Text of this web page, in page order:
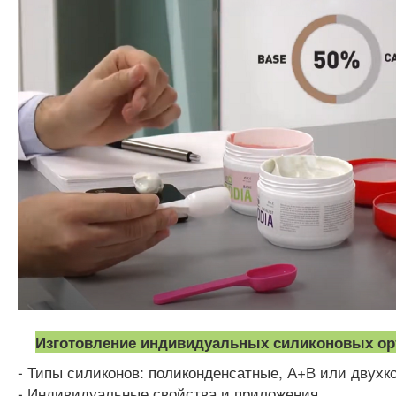
Изготовление индивидуальных силиконовых
- Типы силиконов: поликонденсатные, А+В или